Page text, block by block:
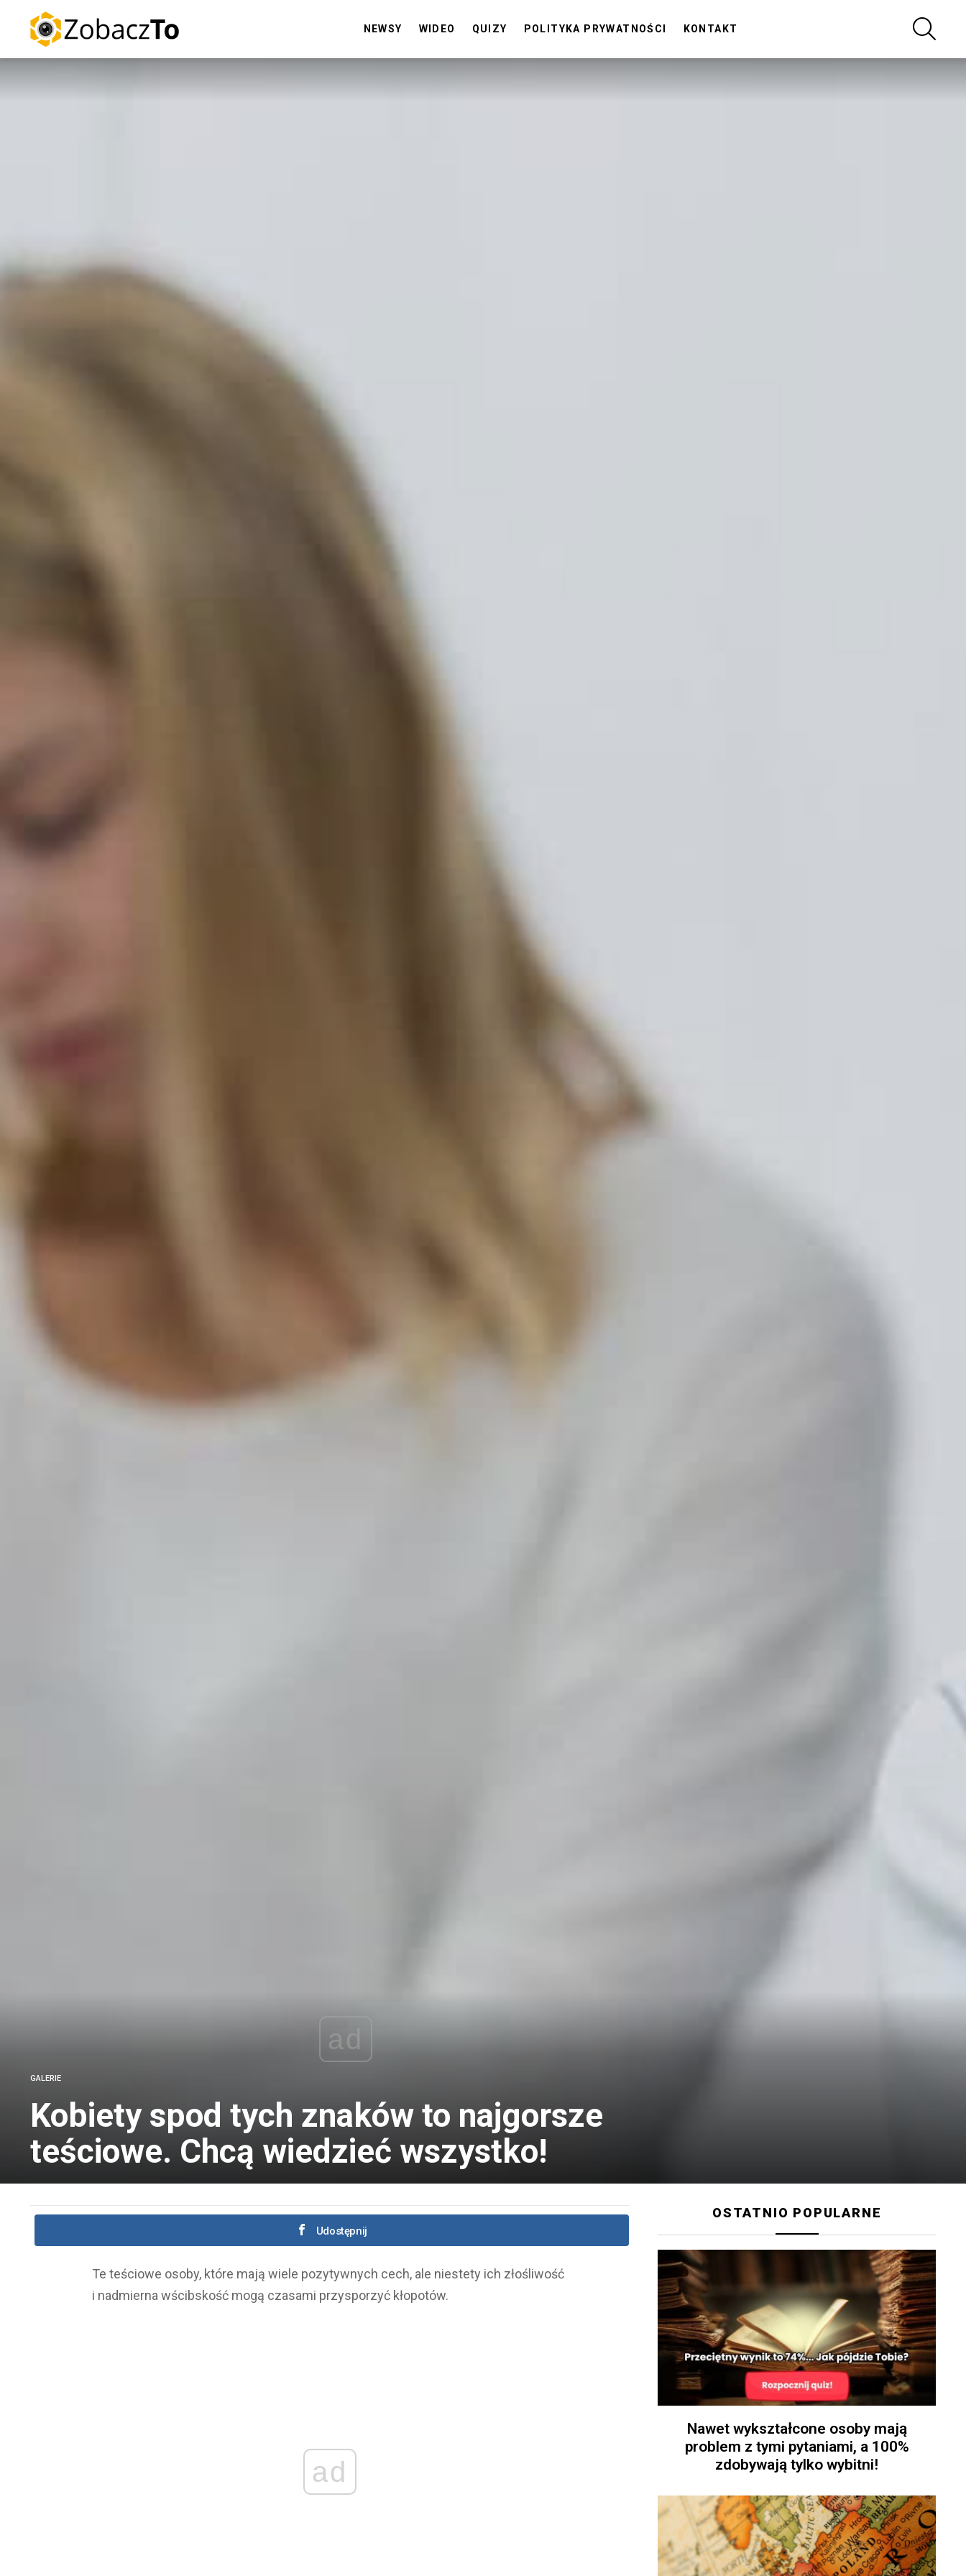
NEWSY WIDEO QUIZY POLITYKA PRYWATNOŚCI KONTAKT
ad
GALERIE
Kobiety spod tych znaków to najgorsze
teściowe. Chcą wiedzieć wszystko!
Udostępnij
Te teściowe osoby, które mają wiele pozytywnych cech, ale niestety ich złośliwość
i nadmierna wścibskość mogą czasami przysporzyć kłopotów.
ad
OSTATNIO POPULARNE
Nawet wykształcone osoby mają
problem z tymi pytaniami, a 100%
zdobywają tylko wybitni!